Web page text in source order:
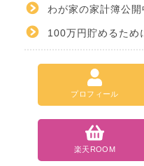
わが家の家計簿公開
100万円貯めるため
プロフィール
楽天ROOM